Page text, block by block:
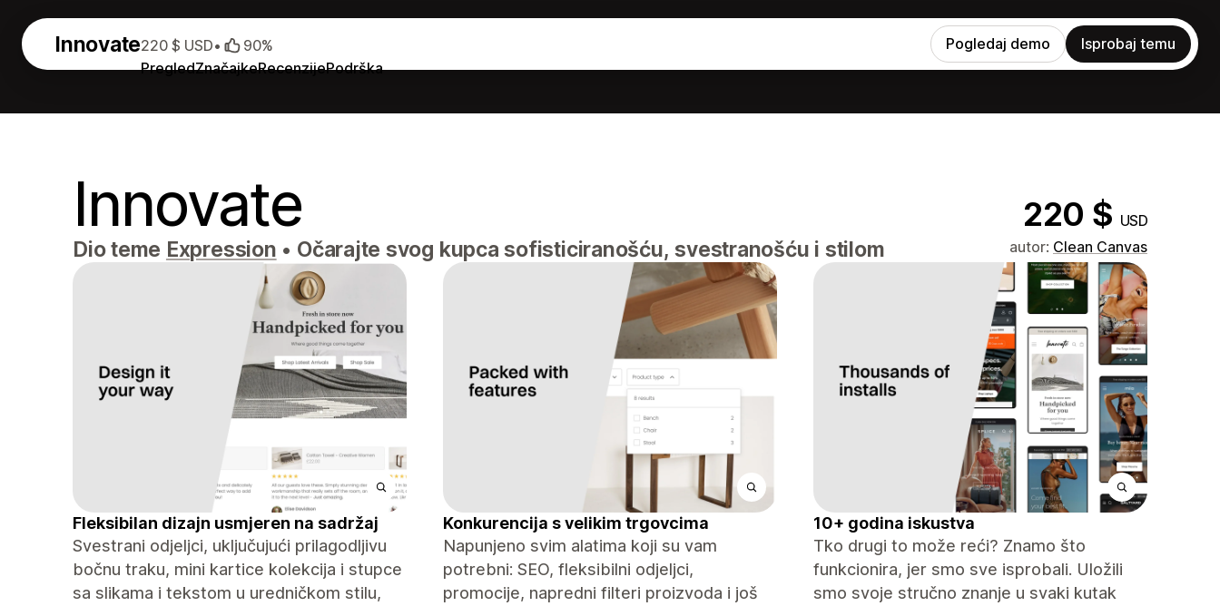
Innovate
PregledZnačajkeRecenzijePodrška
220 $ USD• 90% Pogledaj demo Isprobaj temu
Innovate 220 $ USD
Dio teme Expression • Očarajte svog kupca sofisticiranošću, svestranošću i stilom autor: Clean Canvas
Fleksibilan dizajn usmjeren na sadržaj
Svestrani odjeljci, uključujući prilagodljivu
bočnu traku, mini kartice kolekcija i stupce
sa slikama i tekstom u uredničkom stilu,
Konkurencija s velikim trgovcima
Napunjeno svim alatima koji su vam
potrebni: SEO, fleksibilni odjeljci,
promocije, napredni filteri proizvoda i još
10+ godina iskustva
Tko drugi to može reći? Znamo što
funkcionira, jer smo sve isprobali. Uložili
smo svoje stručno znanje u svaki kutak